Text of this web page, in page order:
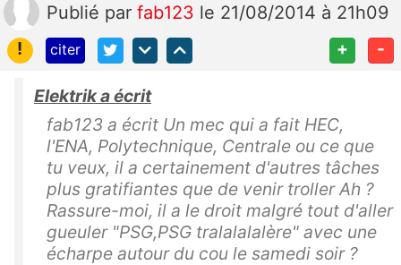
Publié par fab123 le 21/08/2014 à 21h09
!
citer + -
Elektrik a écrit
fab123 a écrit Un mec qui a fait HEC,
l'ENA, Polytechnique, Centrale ou ce que
tu veux, il a certainement d'autres tâches
plus gratifiantes que de venir troller Ah ?
Rassure-moi, il a le droit malgré tout d'aller
gueuler "PSG,PSG tralalalalère" avec une
écharpe autour du cou le samedi soir ?